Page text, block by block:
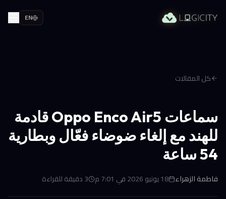
EN
كل المقالات
سماعات Oppo Enco Air5 قادمة
للهند مع إلغاء ضوضاء فعّال وبطارية
54 ساعة
فاطمة الزهراء 18 يونيو 2026 في 7:01 م 3دقيقة للقراءة